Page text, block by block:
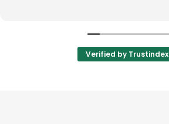
Verified by Trustindex